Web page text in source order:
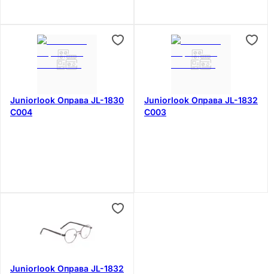
Juniorlook Оправа JL-1830
C004
Juniorlook Оправа JL-1832
C003
Juniorlook Оправа JL-1832